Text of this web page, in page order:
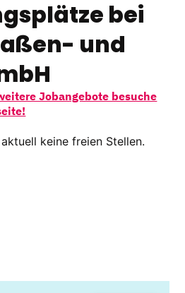
bei
und
Jobangebote besuche
keine freien Stellen.